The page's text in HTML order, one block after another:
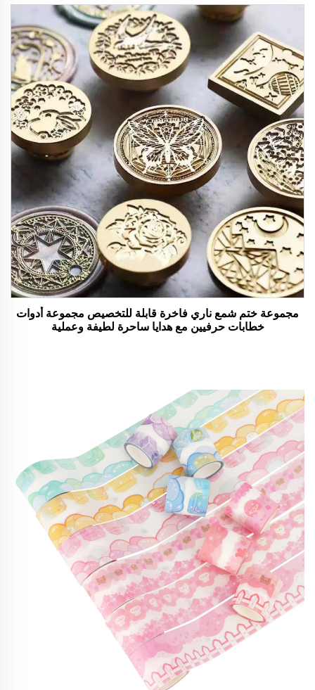
مجموعة ختم شمع ناري فاخرة قابلة للتخصيص مجموعة أدوات
خطابات حرفيين مع هدايا ساحرة لطيفة وعملية